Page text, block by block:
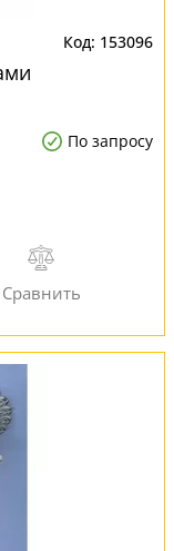
153096
По запросу